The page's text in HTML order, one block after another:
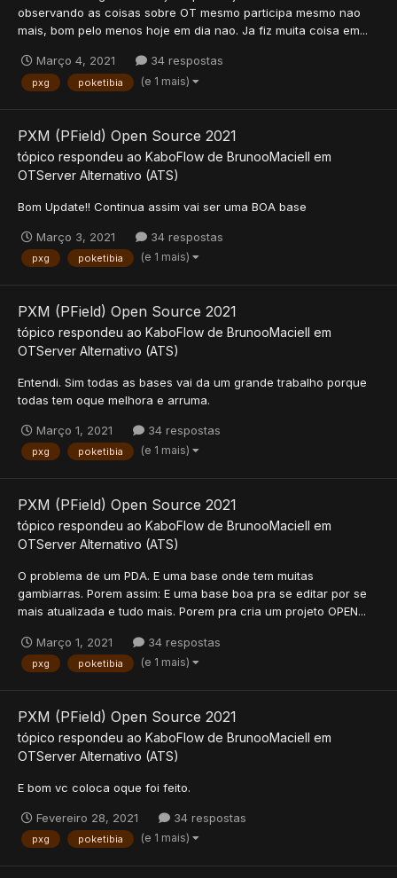
observando as coisas sobre OT mesmo participa mesmo nao
mais, bom pelo menos hoje em dia nao. Ja fiz muita coisa em...
Março 4, 2021 34 respostas
pxg poketibia (e 1 mais)
PXM (PField) Open Source 2021
tópico respondeu ao KaboFlow de BrunooMaciell em
OTServer Alternativo (ATS)
Bom Update!! Continua assim vai ser uma BOA base
Março 3, 2021 34 respostas
pxg poketibia (e 1 mais)
PXM (PField) Open Source 2021
tópico respondeu ao KaboFlow de BrunooMaciell em
OTServer Alternativo (ATS)
Entendi. Sim todas as bases vai da um grande trabalho porque
todas tem oque melhora e arruma.
Março 1, 2021 34 respostas
pxg poketibia (e 1 mais)
PXM (PField) Open Source 2021
tópico respondeu ao KaboFlow de BrunooMaciell em
OTServer Alternativo (ATS)
O problema de um PDA. E uma base onde tem muitas
gambiarras. Porem assim: E uma base boa pra se editar por se
mais atualizada e tudo mais. Porem pra cria um projeto OPEN...
Março 1, 2021 34 respostas
pxg poketibia (e 1 mais)
PXM (PField) Open Source 2021
tópico respondeu ao KaboFlow de BrunooMaciell em
OTServer Alternativo (ATS)
E bom vc coloca oque foi feito.
Fevereiro 28, 2021 34 respostas
pxg poketibia (e 1 mais)